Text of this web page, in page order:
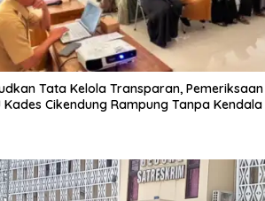
Tata Kelola Transparan, Pemeriksaan
Kades Cikendung Rampung Tanpa Kendala